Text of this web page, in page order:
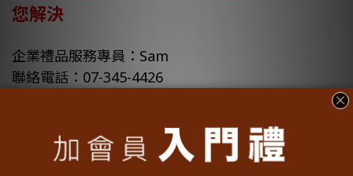
您解決
企業禮品服務專員：Sam
聯絡電話：07-345-4426